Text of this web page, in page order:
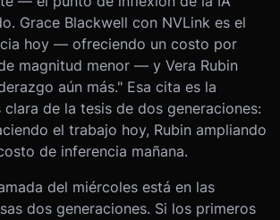
Grace Blackwell con NVLink es el
hoy — ofreciendo un costo por
magnitud menor — y Vera Rubin
aún más." Esa cita es la
de la tesis de dos generaciones:
el trabajo hoy, Rubin ampliando
de inferencia mañana.
del miércoles está en las
dos generaciones. Si los primeros